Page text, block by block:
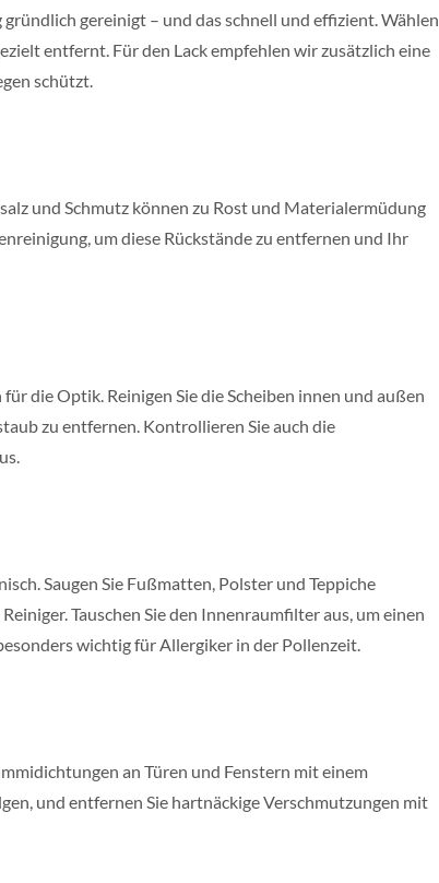
gereinigt – und das schnell und effizient. Wählen
entfernt. Für den Lack empfehlen wir zusätzlich eine
schützt.
und Schmutz können zu Rost und Materialermüdung
um diese Rückstände zu entfernen und Ihr
die Optik. Reinigen Sie die Scheiben innen und außen
zu entfernen. Kontrollieren Sie auch die
Saugen Sie Fußmatten, Polster und Teppiche
Tauschen Sie den Innenraumfilter aus, um einen
wichtig für Allergiker in der Pollenzeit.
an Türen und Fenstern mit einem
und entfernen Sie hartnäckige Verschmutzungen mit